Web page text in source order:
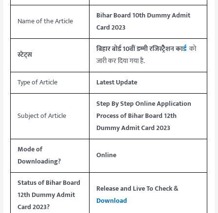
Name of the Article
Bihar Board 10th Dummy Admit
Card 2023
स्टेट्स
बिहार बोर्ड 10वीं डम्मी रजिस्ट्रैेशन कार्ड को
जारी कर दिया गया है.
Type of Article
Latest Update
Subject of Article
Step By Step Online Application
Process of Bihar Board 12th
Dummy Admit Card 2023
Mode of
Downloading?
Online
Status of Bihar Board
12th Dummy Admit
Card 2023?
Release and Live To Check &
Download